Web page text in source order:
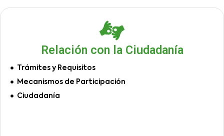
Relación con la Ciudadanía
Trámites y Requisitos
Mecanismos de Participación
Ciudadanía